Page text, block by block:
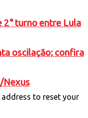
2° turno entre Lula
oscilação; confira
Nexus
address to reset your